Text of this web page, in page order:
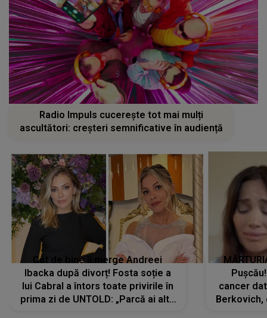
Radio Impuls cucerește tot mai mulți
ascultători: creșteri semnificative în audiență
Cât de bine îi merge Andreei
Ibacka după divorț! Fosta soție a
lui Cabral a întors toate privirile în
prima zi de UNTOLD: „Parcă ai altă
cancer
Berkovich,